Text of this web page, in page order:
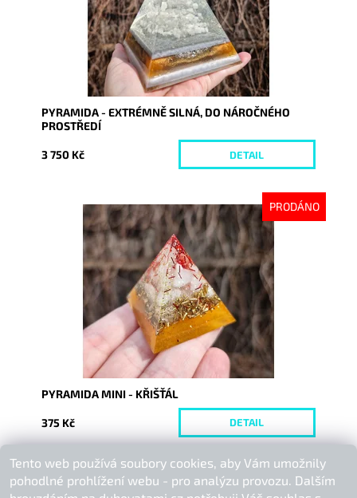
PYRAMIDA - EXTRÉMNĚ SILNÁ, DO NÁROČNÉHO
PROSTŘEDÍ
3 750 Kč DETAIL
PRODÁNO
Dostupnost:
Vyprodáno
10144
PYRAMIDA MINI - KŘIŠŤÁL
375 Kč DETAIL
Buďte první, kdo napíše příspěvek k této položce.
Přidat komentář
Tento web používá soubory cookies, aby Vám umožnily
pohodlné prohlížení webu - pro analýzu provozu. Dalším